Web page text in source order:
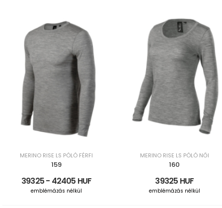
MERINO RISE LS PÓLÓ FÉRFI
159
39325 - 42405 HUF
emblémázás nélkül
MERINO RISE LS PÓLÓ NŐI
160
39325 HUF
emblémázás nélkül